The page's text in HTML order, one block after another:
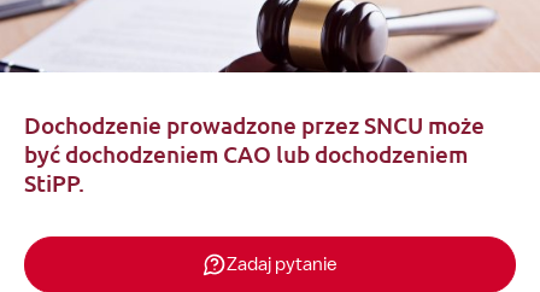
Dochodzenie prowadzone przez SNCU może
być dochodzeniem CAO lub dochodzeniem
StiPP.
Zadaj pytanie